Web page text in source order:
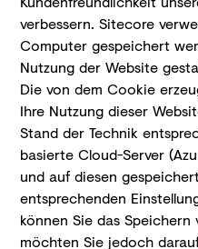
verbessern. Sitecore
Computer gespeichert
Nutzung der Website
Die von dem Cookie
Ihre Nutzung dieser
Stand der Technik
basierte Cloud-Server
und auf diesen
entsprechenden
können Sie das
möchten Sie jedoch